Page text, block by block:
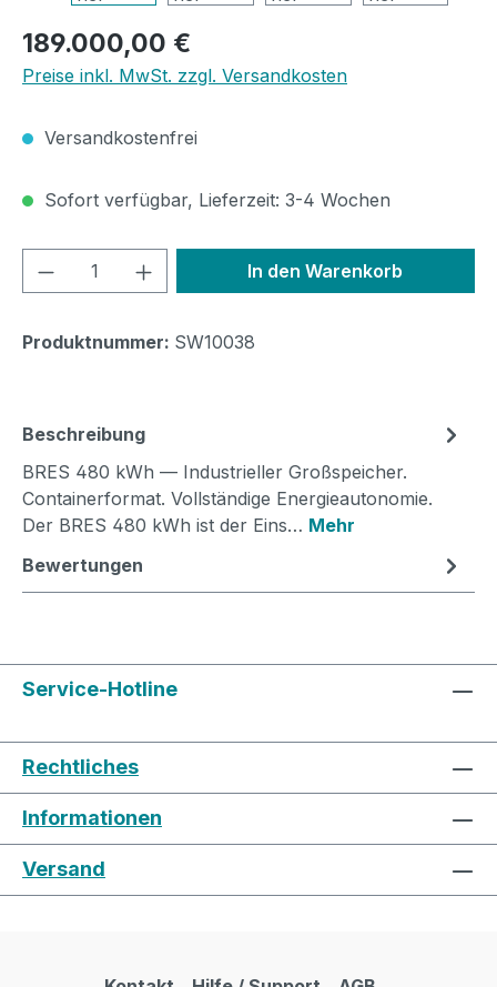
Regulärer Preis:
189.000,00 €
Preise inkl. MwSt. zzgl. Versandkosten
Versandkostenfrei
Sofort verfügbar, Lieferzeit: 3-4 Wochen
Produkt Anzahl: Gib denIn den Warenkorb
Produktnummer: SW10038
Beschreibung
BRES 480 kWh — Industrieller Großspeicher.
Containerformat. Vollständige Energieautonomie.
Der BRES 480 kWh ist der Eins… Mehr
Bewertungen
Service-Hotline
Rechtliches
Informationen
Versand